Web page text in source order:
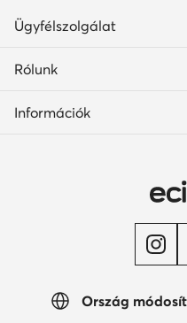
Ország
Ügyfélszolgálat
Rólunk
Információk